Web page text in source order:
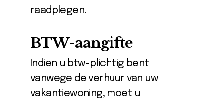
raadplegen.
BTW-aangifte
Indien u btw-plichtig bent
vanwege de verhuur van uw
vakantiewoning, moet u